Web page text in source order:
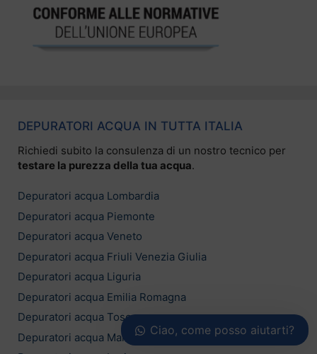
DEPURATORI ACQUA IN TUTTA ITALIA
Richiedi subito la consulenza di un nostro tecnico per
testare la purezza della tua acqua.
Depuratori acqua Lombardia
Depuratori acqua Piemonte
Depuratori acqua Veneto
Depuratori acqua Friuli Venezia Giulia
Depuratori acqua Liguria
Depuratori acqua Emilia Romagna
Depuratori acqua Toscana
Depuratori acqua Marche
Ciao, come posso aiutarti?